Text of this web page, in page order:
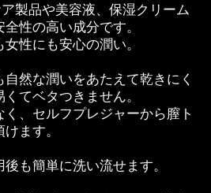
製品や美容液、保湿クリーム
性の高い成分です。
性にも安心の潤い。
然な潤いをあたえて乾きにく
てベタつきません。
、セルフプレジャーから膣ト
ます。
も簡単に洗い流せます。